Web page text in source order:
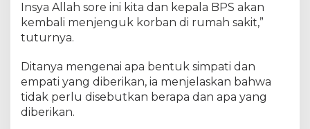
Insya Allah sore ini kita dan kepala BPS akan
kembali menjenguk korban di rumah sakit,”
tuturnya.
Ditanya mengenai apa bentuk simpati dan
empati yang diberikan, ia menjelaskan bahwa
tidak perlu disebutkan berapa dan apa yang
diberikan.